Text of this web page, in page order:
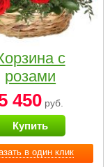
в один клик
с
розами
Париж»
450руб.
Купить